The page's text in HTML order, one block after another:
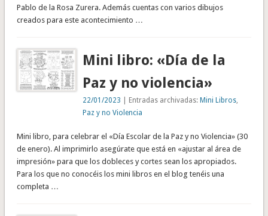
Pablo de la Rosa Zurera. Además cuentas con varios dibujos
creados para este acontecimiento …
Mini libro: «Día de la
Paz y no violencia»
22/01/2023 | Entradas archivadas:Mini Libros
Paz y no Violencia
Mini libro, para celebrar el «Día Escolar de la Paz y no Violencia» (30
de enero). Al imprimirlo asegúrate que está en «ajustar al área de
impresión» para que los dobleces y cortes sean los apropiados.
Para los que no conocéis los mini libros en el blog tenéis una
completa …